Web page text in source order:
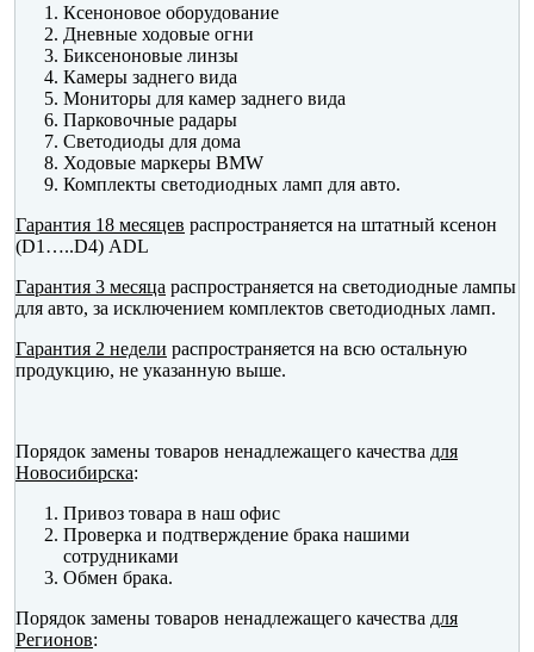
Ксеноновое оборудование
Дневные ходовые огни
Биксеноновые линзы
Камеры заднего вида
Мониторы для камер заднего вида
Парковочные радары
Светодиоды для дома
Ходовые маркеры BMW
Комплекты светодиодных ламп для авто.
Гарантия 18 месяцев распространяется на штатный ксенон
(D1…..D4) ADL
Гарантия 3 месяца распространяется на светодиодные лампы
для авто, за исключением комплектов светодиодных ламп.
Гарантия 2 недели распространяется на всю остальную
продукцию, не указанную выше.
Порядок замены товаров ненадлежащего качества для
Новосибирска:
Привоз товара в наш офис
Проверка и подтверждение брака нашими
сотрудниками
Обмен брака.
Порядок замены товаров ненадлежащего качества для
Регионов: